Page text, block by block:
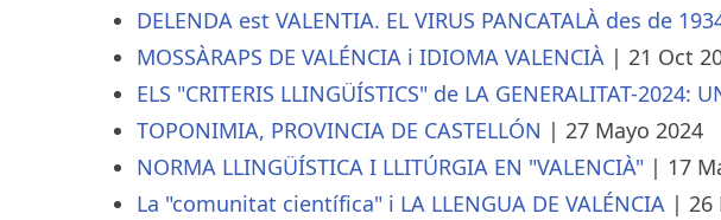
DELENDA est VALENTIA. EL VIRUS PANCATALÀ des de
MOSSÀRAPS DE VALÉNCIA i IDIOMA VALENCIÀ | 21 Oct
ELS "CRITERIS LLINGÜÍSTICS" de LA GENERALITAT-2024:
TOPONIMIA, PROVINCIA DE CASTELLÓN | 27 Mayo 2024
NORMA LLINGÜÍSTICA I LLITÚRGIA EN "VALENCIÀ" | 17
La "comunitat científica" i LA LLENGUA DE VALÉNCIA | 26